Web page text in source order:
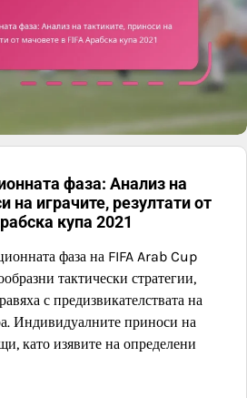
фаза: Анализ на
на играчите, резултати от
купа 2021
фаза на FIFA Arab Cup
тактически стратегии,
с предизвикателствата на
Индивидуалните приноси на
като изявите на определени